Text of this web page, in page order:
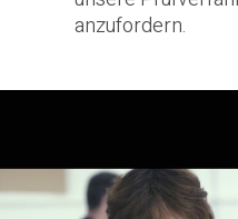
anzufordern.